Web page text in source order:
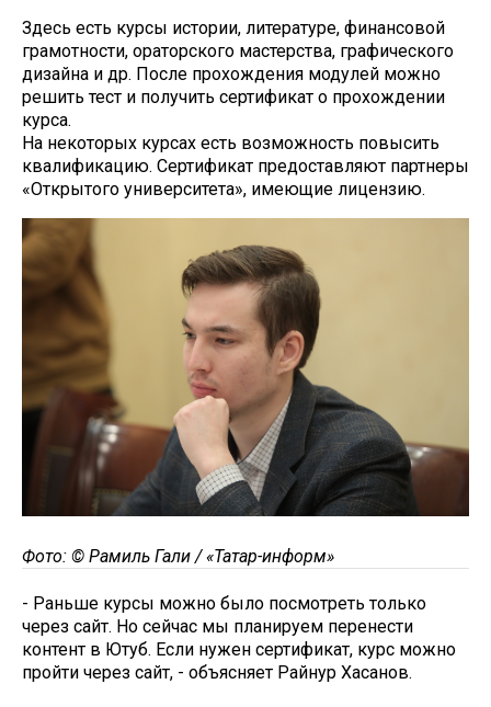
Здесь есть курсы истории, литературе, финансовой
грамотности, ораторского мастерства, графического
дизайна и др. После прохождения модулей можно
решить тест и получить сертификат о прохождении
курса.
На некоторых курсах есть возможность повысить
квалификацию. Сертификат предоставляют партнеры
«Открытого университета», имеющие лицензию.
Фото: © Рамиль Гали / «Татар-информ»
- Раньше курсы можно было посмотреть только
через сайт. Но сейчас мы планируем перенести
контент в Ютуб. Если нужен сертификат, курс можно
пройти через сайт, - объясняет Райнур Хасанов.